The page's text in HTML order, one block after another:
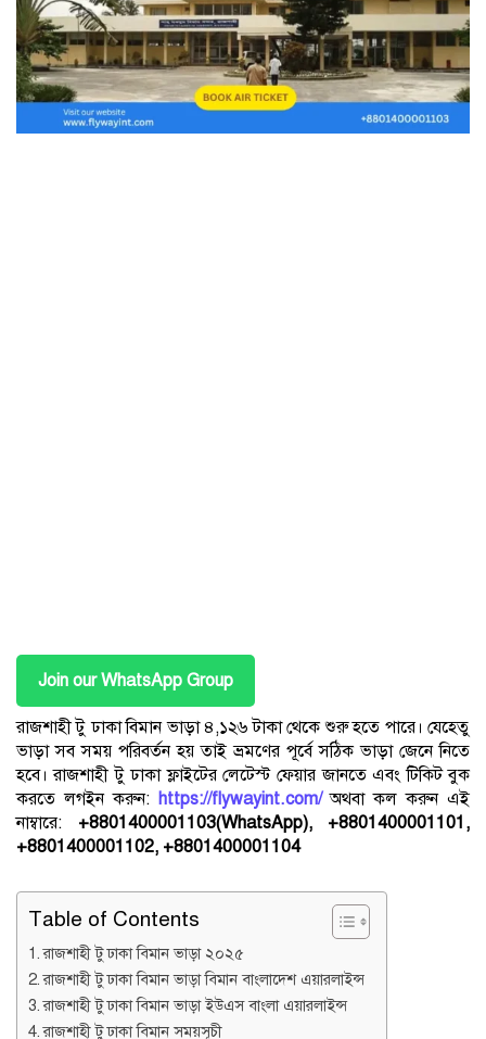
Join our WhatsApp Group
রাজশাহী টু ঢাকা বিমান ভাড়া ৪,১২৬ টাকা থেকে শুরু হতে পারে। যেহেতু
ভাড়া সব সময় পরিবর্তন হয় তাই ভ্রমণের পূর্বে সঠিক ভাড়া জেনে নিতে
হবে। রাজশাহী টু ঢাকা ফ্লাইটের লেটেস্ট ফেয়ার জানতে এবং টিকিট বুক
করতে লগইন করুন: https://flywayint.com/ অথবা কল করুন এই
নাম্বারে: +8801400001103(WhatsApp), +8801400001101,
+8801400001102, +8801400001104
Table of Contents
রাজশাহী টু ঢাকা বিমান ভাড়া ২০২৫
রাজশাহী টু ঢাকা বিমান ভাড়া বিমান বাংলাদেশ এয়ারলাইন্স
রাজশাহী টু ঢাকা বিমান ভাড়া ইউএস বাংলা এয়ারলাইন্স
রাজশাহী টু ঢাকা বিমান সময়সূচী